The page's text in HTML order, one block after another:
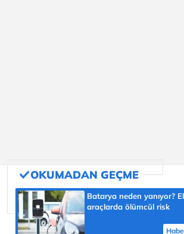
Batarya neden yanıyor?
araçlarda ölümcül risk